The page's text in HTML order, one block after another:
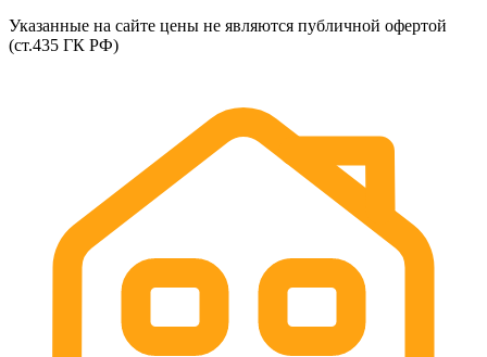
Указанные на сайте цены не являются публичной офертой
(ст.435 ГК РФ)